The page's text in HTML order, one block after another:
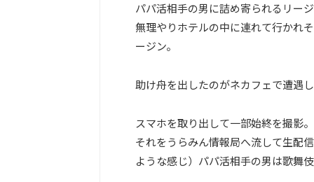
パパ活相手の男に詰め寄られるリー
無理やりホテルの中に連れて行かれ
ージン。
助け舟を出したのがネカフェで遭遇
スマホを取り出して一部始終を撮影。
それをうらみん情報局へ流して生配
ような感じ）パパ活相手の男は歌舞